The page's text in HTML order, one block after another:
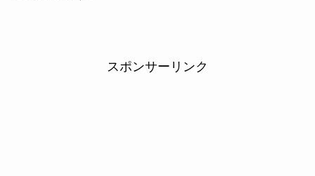
スポンサーリンク